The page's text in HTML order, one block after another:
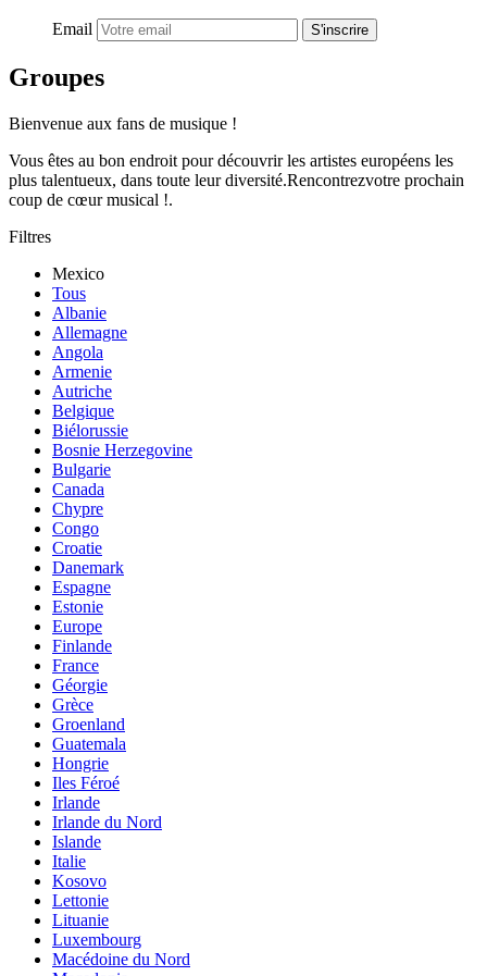
Email S'inscrire
Groupes
Bienvenue aux fans de musique !
Vous êtes au bon endroit pour découvrir les artistes européens les
plus talentueux, dans toute leur diversité.Rencontrezvotre prochain
coup de cœur musical !.
Filtres
Mexico
Tous
Albanie
Allemagne
Angola
Armenie
Autriche
Belgique
Biélorussie
Bosnie Herzegovine
Bulgarie
Canada
Chypre
Congo
Croatie
Danemark
Espagne
Estonie
Europe
Finlande
France
Géorgie
Grèce
Groenland
Guatemala
Hongrie
Iles Féroé
Irlande
Irlande du Nord
Islande
Italie
Kosovo
Lettonie
Lituanie
Luxembourg
Macédoine du Nord